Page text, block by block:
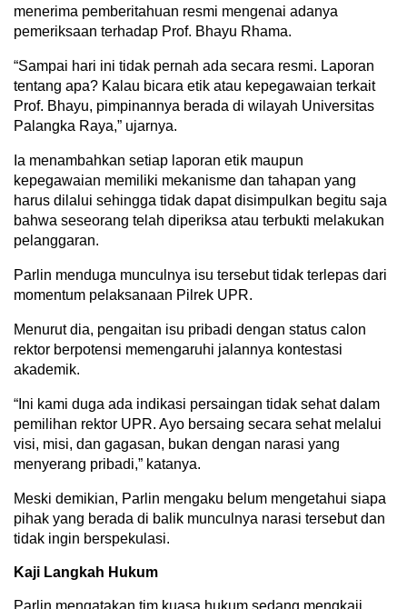
menerima pemberitahuan resmi mengenai adanya
pemeriksaan terhadap Prof. Bhayu Rhama.
“Sampai hari ini tidak pernah ada secara resmi. Laporan
tentang apa? Kalau bicara etik atau kepegawaian terkait
Prof. Bhayu, pimpinannya berada di wilayah Universitas
Palangka Raya,” ujarnya.
Ia menambahkan setiap laporan etik maupun
kepegawaian memiliki mekanisme dan tahapan yang
harus dilalui sehingga tidak dapat disimpulkan begitu saja
bahwa seseorang telah diperiksa atau terbukti melakukan
pelanggaran.
Parlin menduga munculnya isu tersebut tidak terlepas dari
momentum pelaksanaan Pilrek UPR.
Menurut dia, pengaitan isu pribadi dengan status calon
rektor berpotensi memengaruhi jalannya kontestasi
akademik.
“Ini kami duga ada indikasi persaingan tidak sehat dalam
pemilihan rektor UPR. Ayo bersaing secara sehat melalui
visi, misi, dan gagasan, bukan dengan narasi yang
menyerang pribadi,” katanya.
Meski demikian, Parlin mengaku belum mengetahui siapa
pihak yang berada di balik munculnya narasi tersebut dan
tidak ingin berspekulasi.
Kaji Langkah Hukum
Parlin mengatakan tim kuasa hukum sedang mengkaji